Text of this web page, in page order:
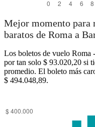
Mejor momento para
baratos de Roma a
Los boletos de vuelo Roma
por tan solo $ 93.020,20 si
promedio. El boleto más
$ 494.048,89.